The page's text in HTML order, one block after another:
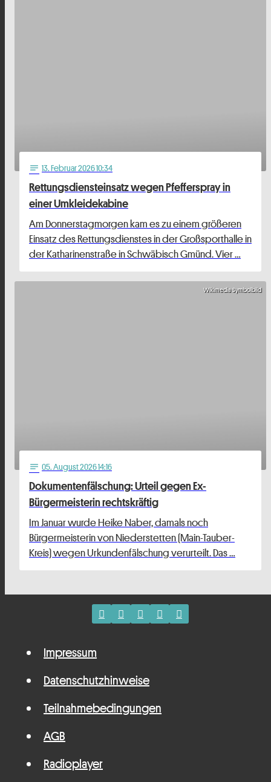
notes 13. Februar 2026 10:34
Rettungsdiensteinsatz wegen Pfefferspray in
einer Umkleidekabine
Am Donnerstagmorgen kam es zu einem größeren
Einsatz des Rettungsdienstes in der Großsporthalle in
der Katharinenstraße in Schwäbisch Gmünd. Vier …
Wikimedia Symbolbild
notes 05. August 2026 14:16
Dokumentenfälschung: Urteil gegen Ex-
Bürgermeisterin rechtskräftig
Im Januar wurde Heike Naber, damals noch
Bürgermeisterin von Niederstetten (Main-Tauber-
Kreis) wegen Urkundenfälschung verurteilt. Das …
Impressum
Datenschutzhinweise
Teilnahmebedingungen
AGB
Radioplayer